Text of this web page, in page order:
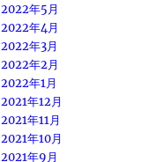
2022年5月
2022年4月
2022年3月
2022年2月
2022年1月
2021年12月
2021年11月
2021年10月
2021年9月